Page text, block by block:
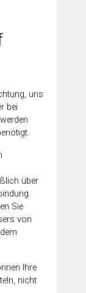
uns
bei
über
Sie
von
Ihre
nicht